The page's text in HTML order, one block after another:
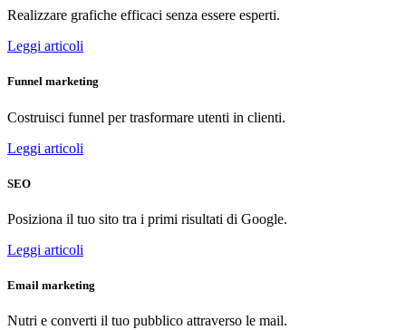
Realizzare grafiche efficaci senza essere esperti.
Leggi articoli
Funnel marketing
Costruisci funnel per trasformare utenti in clienti.
Leggi articoli
SEO
Posiziona il tuo sito tra i primi risultati di Google.
Leggi articoli
Email marketing
Nutri e converti il tuo pubblico attraverso le mail.